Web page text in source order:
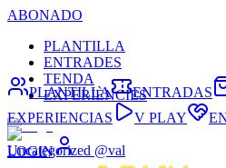
ABONADO
PLANTILLA
ENTRADES
TENDA
EXPERIÈNCIES
LOGIN
PLANTILLA ENTRADAS
EXPERIENCIAS
V PLAY
Uncategorized @val